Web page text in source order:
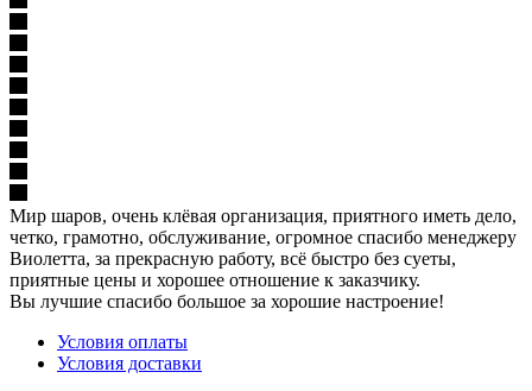
Мир шаров, очень клёвая организация, приятного иметь дело,
четко, грамотно, обслуживание, огромное спасибо менеджеру
Виолетта, за прекрасную работу, всё быстро без суеты,
приятные цены и хорошее отношение к заказчику.
Вы лучшие спасибо большое за хорошие настроение!
Условия оплаты
Условия доставки